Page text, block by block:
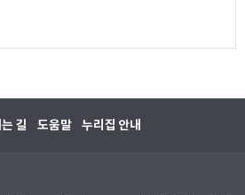
길 도움말 누리집 안내